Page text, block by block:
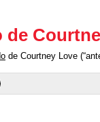
de
de Courtney Love